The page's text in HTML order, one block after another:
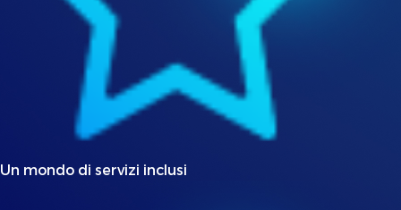
Un mondo di servizi inclusi